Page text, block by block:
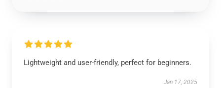
Lightweight and user-friendly, perfect for beginners.
Jan 17, 2025